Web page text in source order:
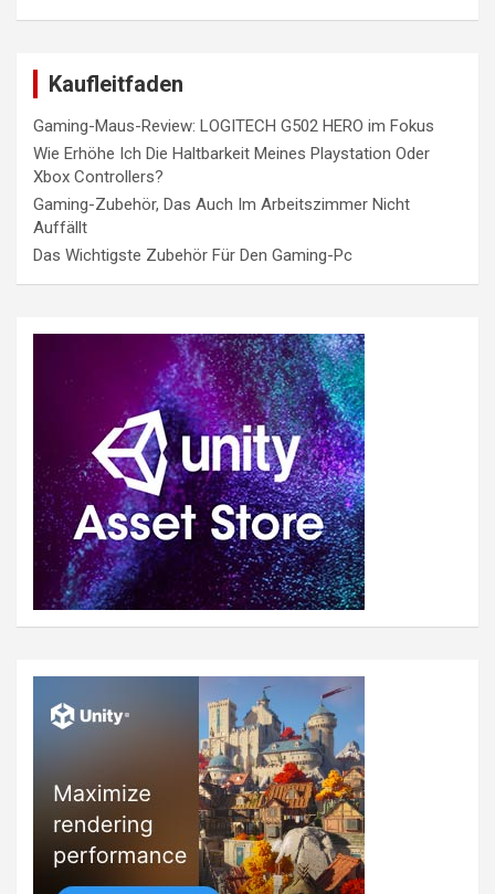
Kaufleitfaden
Gaming-Maus-Review: LOGITECH G502 HERO im Fokus
Wie Erhöhe Ich Die Haltbarkeit Meines Playstation Oder
Xbox Controllers?
Gaming-Zubehör, Das Auch Im Arbeitszimmer Nicht
Auffällt
Das Wichtigste Zubehör Für Den Gaming-Pc